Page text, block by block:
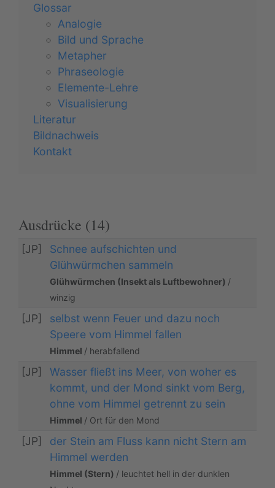
Glossar
Analogie
Bild und Sprache
Metapher
Phraseologie
Elemente-Lehre
Visualisierung
Literatur
Bildnachweis
Kontakt
Ausdrücke (14)
[JP]
Schnee aufschichten und
Glühwürmchen sammeln
Glühwürmchen (Insekt als Luftbewohner) /
winzig
[JP]
selbst wenn Feuer und dazu noch
Speere vom Himmel fallen
Himmel / herabfallend
[JP]
Wasser fließt ins Meer, von woher es
kommt, und der Mond sinkt vom Berg,
ohne vom Himmel getrennt zu sein
Himmel / Ort für den Mond
[JP]
der Stein am Fluss kann nicht Stern am
Himmel werden
Himmel (Stern) / leuchtet hell in der dunklen